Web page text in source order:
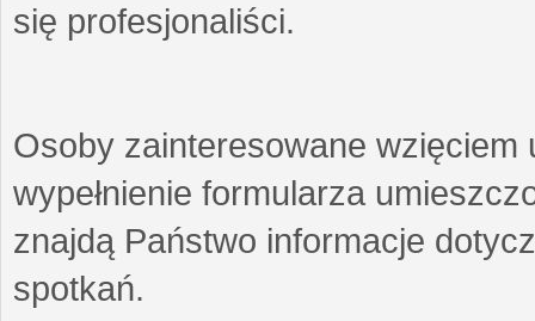
się profesjonaliści.
Osoby zainteresowane wzięciem
wypełnienie formularza
znajdą Państwo informacje
spotkań.